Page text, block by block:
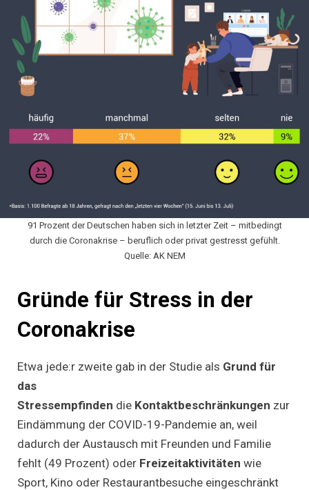
91 Prozent der Deutschen haben sich in letzter Zeit – mitbedingt
durch die Coronakrise – beruflich oder privat gestresst gefühlt.
Quelle: AK NEM
Gründe für Stress in der
Coronakrise
Etwa jede:r zweite gab in der Studie als Grund für
das
Stressempfinden die Kontaktbeschränkungen zur
Eindämmung der COVID-19-Pandemie an, weil
dadurch der Austausch mit Freunden und Familie
fehlt (49 Prozent) oder Freizeitaktivitäten wie
Sport, Kino oder Restaurantbesuche eingeschränkt